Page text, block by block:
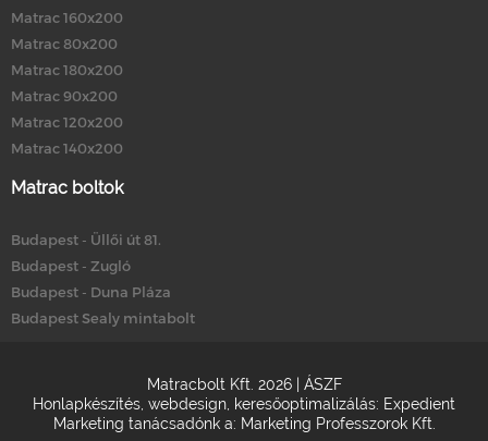
Matrac 160x200
Matrac 80x200
Matrac 180x200
Matrac 90x200
Matrac 120x200
Matrac 140x200
Matrac boltok
Budapest - Üllői út 81.
Budapest - Zugló
Budapest - Duna Pláza
Budapest Sealy mintabolt
Matracbolt Kft. 2026 | ÁSZF
Honlapkészítés webdesign keresőoptimalizálás: Expedient
Marketing tanácsadónk a: Marketing Professzorok Kft.